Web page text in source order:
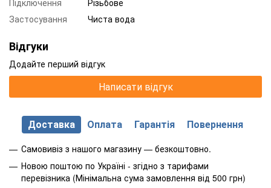
Застосування
Чиста вода
Відгуки
Додайте перший відгук
Написати відгук
Доставка Оплата Гарантія Повернення
Самовивіз з нашого магазину — безкоштовно.
Новою поштою по Україні - згідно з тарифами
перевізника (Мінімальна сума замовлення від 500 грн)